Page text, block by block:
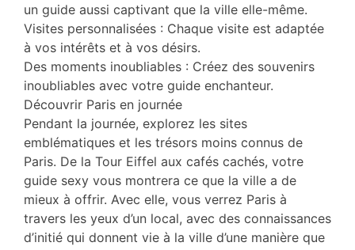
un guide aussi captivant que la ville elle-même.
Visites personnalisées : Chaque visite est adaptée
à vos intérêts et à vos désirs.
Des moments inoubliables : Créez des souvenirs
inoubliables avec votre guide enchanteur.
Découvrir Paris en journée
Pendant la journée, explorez les sites
emblématiques et les trésors moins connus de
Paris. De la Tour Eiffel aux cafés cachés, votre
guide sexy vous montrera ce que la ville a de
mieux à offrir. Avec elle, vous verrez Paris à
travers les yeux d’un local, avec des connaissances
d’initié qui donnent vie à la ville d’une manière que